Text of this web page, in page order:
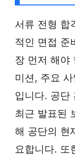
서류 전형 합
적인 면접 준
장 먼저 해야
미션, 주요
입니다. 공단
최근 발표된
해 공단의 현
요합니다. 또